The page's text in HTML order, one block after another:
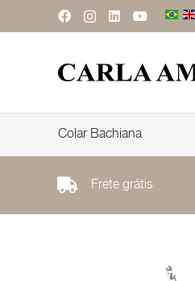
Colar Bachiana
Frete grátis